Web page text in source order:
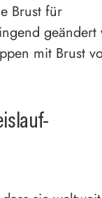
Brust für
geändert
mit Brust